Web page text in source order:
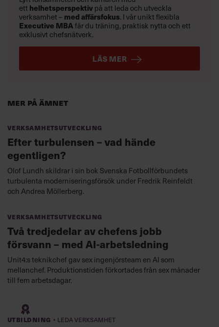
Mer på ämnet
Verksamhetsutveckling
Efter turbulensen – vad hände
egentligen?
Olof Lundh skildrar i sin bok Svenska Fotbollförbundets
turbulenta moderniseringsförsök under Fredrik Reinfeldt
och Andrea Möllerberg.
Verksamhetsutveckling
Två tredjedelar av chefens jobb
försvann – med AI-arbetsledning
Unit4:s teknikchef gav sex ingenjörsteam en AI som
mellanchef. Produktionstiden förkortades från sex månader
till fem arbetsdagar.
Utbildning · Leda verksamhet
ett helhetsperspektivpå att leda och utveckla
verksamhet – med affärsfokus. I vår unikt flexibla
Executive MBAfår du träning, praktisk nytta och ett
exklusivt chefsnätverk.
LÄS MER